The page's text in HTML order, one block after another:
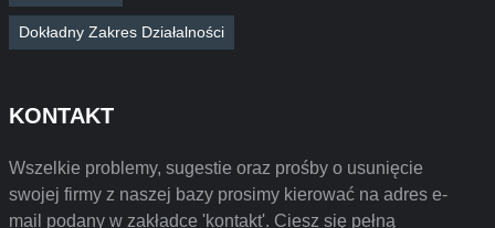
Dokładny Zakres Działalności
KONTAKT
Wszelkie problemy, sugestie oraz prośby o usunięcie
swojej firmy z naszej bazy prosimy kierować na adres e-
mail podany w zakładce 'kontakt'. Ciesz się pełną